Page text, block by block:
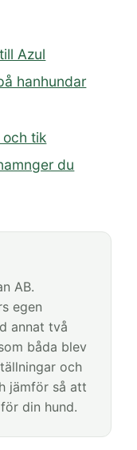
Azul
hanhundar
och tik
du
AB.
egen
annat två
båda blev
och
jämför så att
din hund.